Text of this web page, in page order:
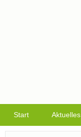
Start Aktuelles